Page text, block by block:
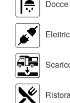
Docce